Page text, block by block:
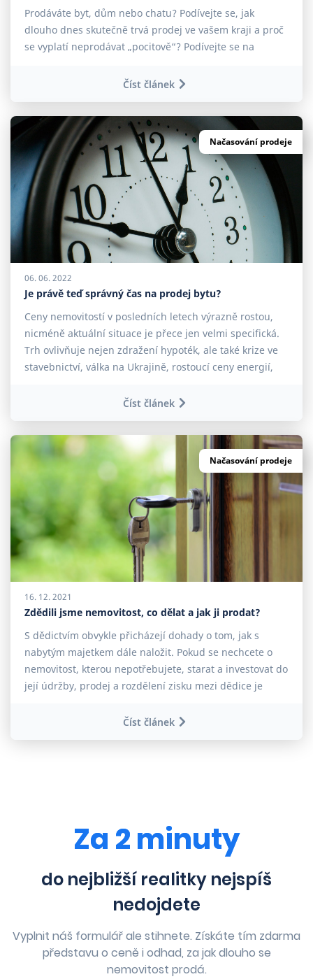
Prodáváte byt, dům nebo chatu? Podívejte se, jak
dlouho dnes skutečně trvá prodej ve vašem kraji a proč
se vyplatí neprodávat „pocitově“? Podívejte se na
Číst článek
Načasování prodeje
06. 06. 2022
Je právě teď správný čas na prodej bytu?
Ceny nemovitostí v posledních letech výrazně rostou,
nicméně aktuální situace je přece jen velmi specifická.
Trh ovlivňuje nejen zdražení hypoték, ale také krize ve
stavebnictví, válka na Ukrajině, rostoucí ceny energií,
zrovna teď nejvyšší čas pro výhodný prodej bytu, máme
2020 a 2021 přinesly raketový růst cen a extrémně
vysokou poptávku po nemovitostech. Nyní však nastává
Číst článek
Načasování prodeje
16. 12. 2021
Zdědili jsme nemovitost, co dělat a jak ji prodat?
S dědictvím obvykle přicházejí dohady o tom, jak s
nabytým majetkem dále naložit. Pokud se nechcete o
nemovitost, kterou nepotřebujete, starat a investovat do
její údržby, prodej a rozdělení zisku mezi dědice je
Číst článek
Za 2 minuty
do nejbližší realitky nejspíš
nedojdete
Vyplnit náš formulář ale stihnete. Získáte tím zdarma
představu o ceně i odhad, za jak dlouho se
nemovitost prodá.